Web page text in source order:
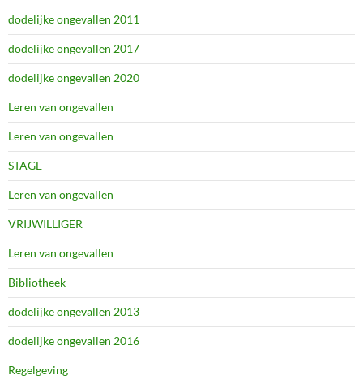
dodelijke ongevallen 2011
dodelijke ongevallen 2017
dodelijke ongevallen 2020
Leren van ongevallen
Leren van ongevallen
STAGE
Leren van ongevallen
VRIJWILLIGER
Leren van ongevallen
Bibliotheek
dodelijke ongevallen 2013
dodelijke ongevallen 2016
Regelgeving